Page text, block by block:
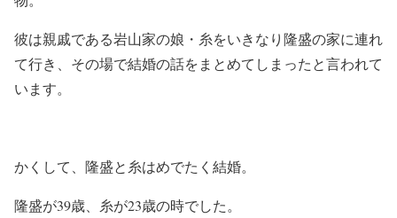
彼は親戚である岩山家の娘・糸をいきなり隆盛の家に連れ
て行き、その場で結婚の話をまとめてしまったと言われて
います。
かくして、隆盛と糸はめでたく結婚。
隆盛が39歳、糸が23歳の時でした。